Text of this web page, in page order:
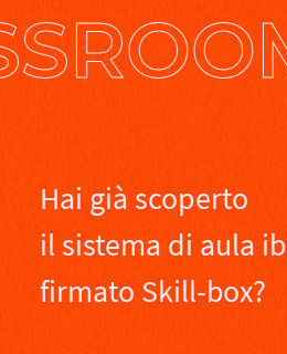
Hai già scoperto
il sistema di aula
firmato Skill-box?